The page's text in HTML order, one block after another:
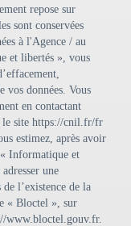
repose sur
sont conservées
à l'Agence / au
et libertés », vous
données. Vous
en contactant
le site https://cnil.fr/fr
estimez, après avoir
Informatique et
une
l’existence de la
« Bloctel », sur
www.bloctel.gouv.fr.